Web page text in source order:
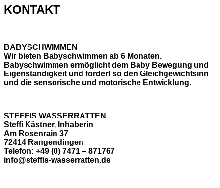
KONTAKT
BABYSCHWIMMEN
Wir bieten Babyschwimmen ab 6 Monaten.
Babyschwimmen ermöglicht dem Baby Bewegung und
Eigenständigkeit und fördert so den Gleichgewichtsinn
und die sensorische und motorische Entwicklung.
STEFFIS WASSERRATTEN
Steffi Kästner, Inhaberin
Am Rosenrain 37
72414 Rangendingen
Telefon: +49 (0) 7471 – 871767
info@steffis-wasserratten.de